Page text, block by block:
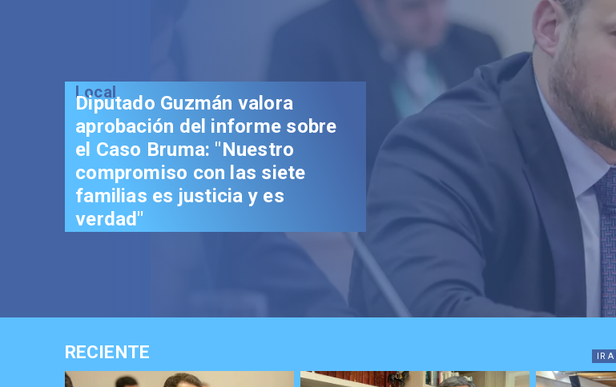
Local
Diputado Guzmán valora
aprobación del informe sobre
el Caso Bruma: "Nuestro
compromiso con las siete
familias es justicia y es
verdad"
RECIENTE IR A